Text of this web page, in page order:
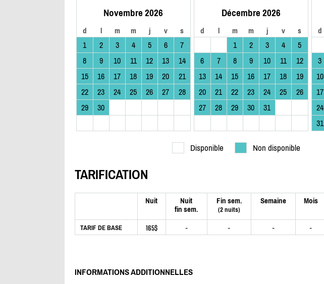
Novembre 2026
d l m m j v s
1 2 3 4 5 6
7
8
9 10 11 12 13
14
15
16 17 18 19 20
21
22
23 24 25 26 27
28
29
30
Décembre 2026
d l m m j v s
1 2 3 4
5
6
7 8 9 10 11
12
13
14 15 16 17 18
19
20
21 22 23 24 25
26
27
28 29 30 31
d
3
10
17
24
31
Disponible Non disponible
TARIFICATION
Nuit
Nuit
fin sem.
Fin sem.
(2 nuits)
Semaine Mois
TARIF DE BASE 165$ - - - -
INFORMATIONS ADDITIONNELLES